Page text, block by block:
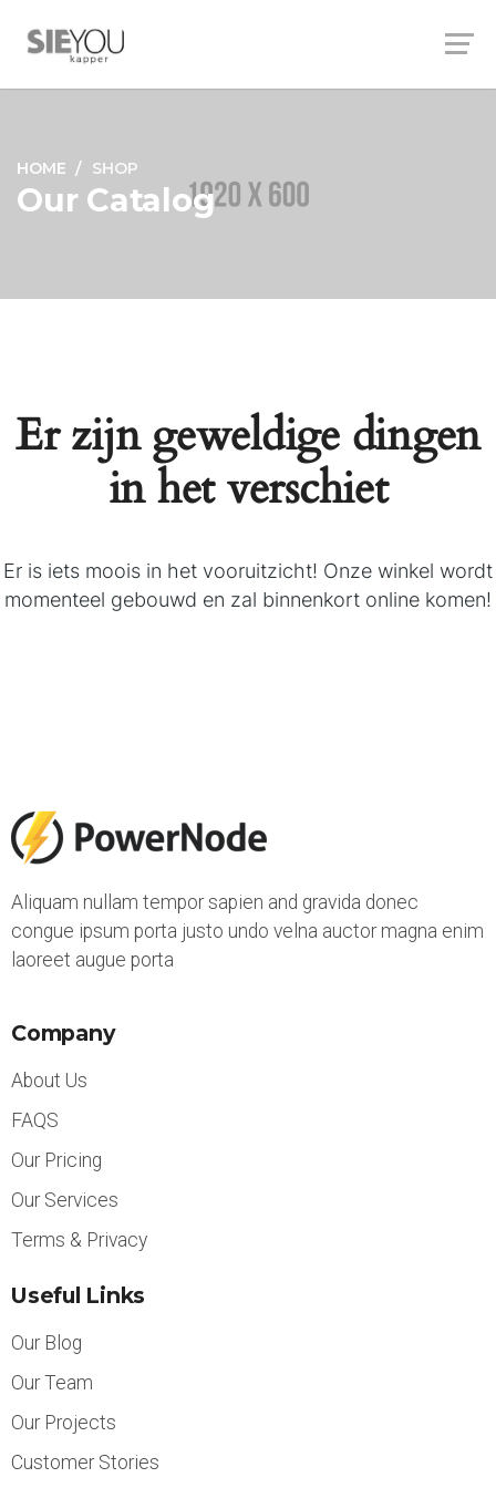
HOME SHOP
Our Catalog
Er zijn geweldige dingen
in het verschiet
Er is iets moois in het vooruitzicht! Onze winkel wordt
momenteel gebouwd en zal binnenkort online komen!
Aliquam nullam tempor sapien and gravida donec
congue ipsum porta justo undo velna auctor magna enim
laoreet augue porta
Company
About Us
FAQS
Our Pricing
Our Services
Terms & Privacy
Useful Links
Our Blog
Our Team
Our Projects
Customer Stories